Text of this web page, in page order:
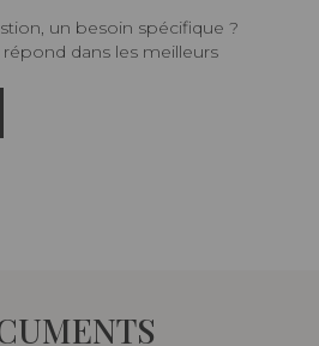
un besoin spécifique ?
dans les meilleurs